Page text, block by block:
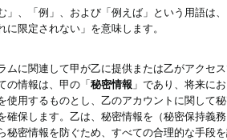
」、「例」、および「例えば」という用語は
限定されない」を意味します。
ムに関連して甲が乙に提供または乙がアクセ
の情報は、甲の「秘密情報 」であり、将来に
使用するものとし、乙のアカウントに関して
確保します。乙は、秘密情報を（秘密保持義
秘密情報を防ぐため、すべての合理的な手段